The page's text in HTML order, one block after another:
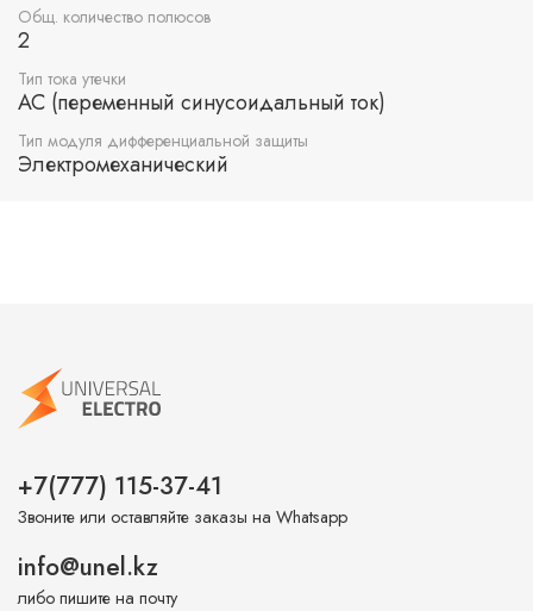
Общ. количество полюсов
2
Тип тока утечки
AC (переменный синусоидальный ток)
Тип модуля дифференциальной защиты
Электромеханический
+7(777) 115-37-41
Звоните или оставляйте заказы на Whatsapp
info@unel.kz
либо пишите на почту